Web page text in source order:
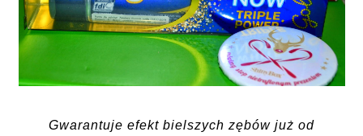
Gwarantuje efekt bielszych zębów już od